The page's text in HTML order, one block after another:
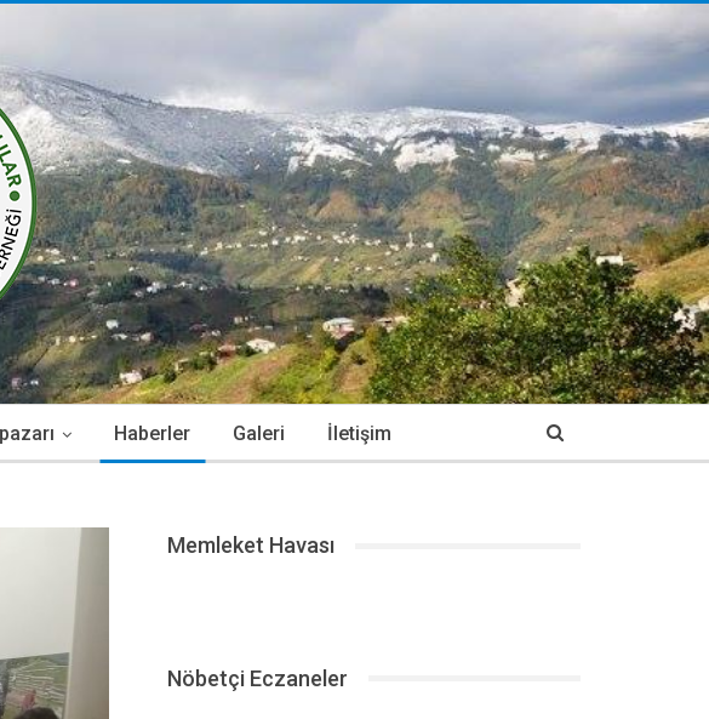
Haberler Galeri İletişim
Memleket Havası
Nöbetçi Eczaneler